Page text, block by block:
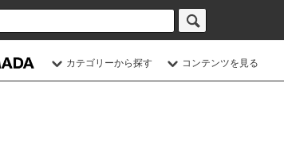
カテゴリーから探す コンテンツを見る